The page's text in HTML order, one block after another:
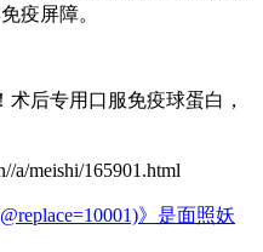
疫屏障。
后专用口服免疫球蛋白，
a/meishi/165901.html
》是面照妖